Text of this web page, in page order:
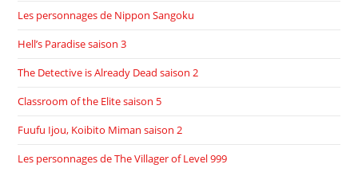
Les personnages de Nippon Sangoku
Hell’s Paradise saison 3
The Detective is Already Dead saison 2
Classroom of the Elite saison 5
Fuufu Ijou, Koibito Miman saison 2
Les personnages de The Villager of Level 999